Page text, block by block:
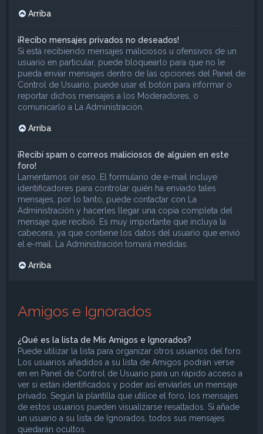
Arriba
¡Recibo mensajes privados no deseados!
Si está recibiendo mensajes maliciosos u ofensivos de un
usuario en particular, puede bloquearlo para que no le
pueda enviar mensajes dentro de las opciones del Panel de
Control de Usuario, puede usar el botón para informar o
reportar dichos mensajes a los Moderadores, o
comunicarlo a La Administración.
Arriba
¡Recibí spam o correos maliciosos de alguien en este
foro!
Lamentamos oír eso. El formulario de e-mail incluye
identificadores para controlar quién ha enviado tales
mensajes, por lo tanto, puede contactar con La
Administración y hacerles llegar una copia completa del
mensaje que recibió. Es muy importante que incluya la
cabecera, ya que contiene los datos del usuario que envió
el e-mail. La Administración tomará medidas.
Arriba
Amigos e Ignorados
¿Qué es la lista de Mis Amigos e Ignorados?
Puede utilizar la lista para organizar otros usuarios del foro.
Los usuarios añadidos a su lista de Amigos podrán verse
en en Panel de Control de Usuario para un rápido acceso a
ver si están identificados y poder así enviarles un mensaje
privado. Según la plantilla que utilice el foro, los mensajes
de estos usuarios pueden visualizarse resaltados. Si añade
un usuario a su lista de Ignorados, todos sus mensajes
quedarán ocultos.